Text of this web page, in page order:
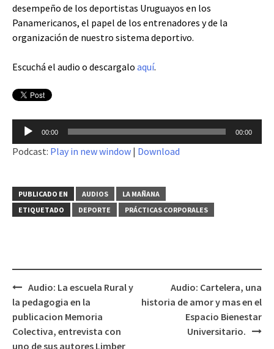
desempeño de los deportistas Uruguayos en los
Panamericanos, el papel de los entrenadores y de la
organización de nuestro sistema deportivo.
Escuchá el audio o descargalo aquí.
Reproductor
audio
00:00 00:00
Podcast: Play in new window | Download
PUBLICADO EN AUDIOS
LA MAÑANA
ETIQUETADO
DEPORTE PRÁCTICAS CORPORALES
Navegación
de
entradas
Audio: La escuela Rural y
la pedagogia en la
publicacion Memoria
Colectiva, entrevista con
uno de sus autores Limber
Audio: Cartelera, una
historia de amor y mas en el
Espacio Bienestar
Universitario.